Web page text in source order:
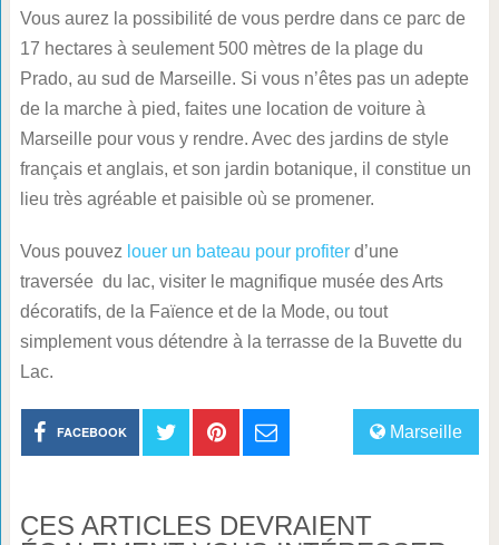
Vous aurez la possibilité de vous perdre dans ce parc de
17 hectares à seulement 500 mètres de la plage du
Prado, au sud de Marseille. Si vous n’êtes pas un adepte
de la marche à pied, faites une location de voiture à
Marseille pour vous y rendre. Avec des jardins de style
français et anglais, et son jardin botanique, il constitue un
lieu très agréable et paisible où se promener.
Vous pouvez louer un bateau pour profiterd’une
traversée du lac, visiter le magnifique musée des Arts
décoratifs, de la Faïence et de la Mode, ou tout
simplement vous détendre à la terrasse de la Buvette du
Lac.
Marseille
FACEBOOK
CES ARTICLES DEVRAIENT